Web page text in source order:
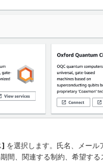
] を選択します。氏名、メール
間、関連する制約、希望する